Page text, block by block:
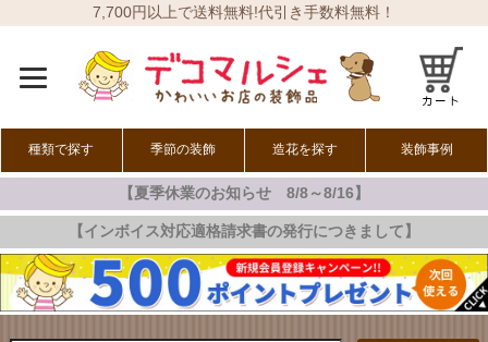
7,700円以上で送料無料!代引き手数料無料！
種類で探す 季節の装飾
春の装飾
夏の装飾
秋の装飾
冬の装飾
オールシーズン
造花を探す 装飾事例
【夏季休業のお知らせ 8/8～8/16】
【インボイス対応適格請求書の発行につきまして】